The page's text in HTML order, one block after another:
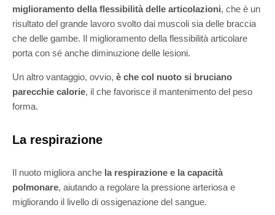
miglioramento della flessibilità delle articolazioni, che è un
risultato del grande lavoro svolto dai muscoli sia delle braccia
che delle gambe. Il miglioramento della flessibilità articolare
porta con sé anche diminuzione delle lesioni.
Un altro vantaggio, ovvio, è che col nuoto si bruciano
parecchie calorie, il che favorisce il mantenimento del peso
forma.
La respirazione
Il nuoto migliora anche la respirazione e la capacità
polmonare, aiutando a regolare la pressione arteriosa e
migliorando il livello di ossigenazione del sangue.